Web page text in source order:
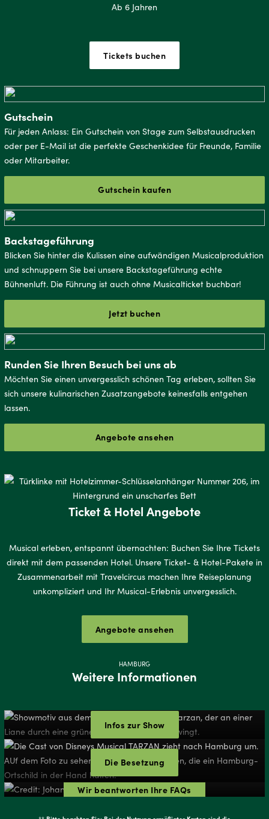
Ab 6 Jahren
Tickets buchen
Gutschein
Für jeden Anlass: Ein Gutschein von Stage zum Selbstausdrucken
oder per E-Mail ist die perfekte Geschenkidee für Freunde, Familie
oder Mitarbeiter.
Gutschein kaufen
Backstageführung
Blicken Sie hinter die Kulissen eine aufwändigen Musicalproduktion
und schnuppern Sie bei unsere Backstageführung echte
Bühnenluft. Die Führung ist auch ohne Musicalticket buchbar!
Jetzt buchen
Runden Sie Ihren Besuch bei uns ab
Möchten Sie einen unvergesslich schönen Tag erleben, sollten Sie
sich unsere kulinarischen Zusatzangebote keinesfalls entgehen
lassen.
Angebote ansehen
Ticket & Hotel Angebote
Musical erleben, entspannt übernachten: Buchen Sie Ihre Tickets
direkt mit dem passenden Hotel. Unsere Ticket- & Hotel-Pakete in
Zusammenarbeit mit Travelcircus machen Ihre Reiseplanung
unkompliziert und Ihr Musical-Erlebnis unvergesslich.
Angebote ansehen
HAMBURG
Weitere Informationen
Infos zur Show
Die Besetzung
Wir beantworten Ihre FAQs